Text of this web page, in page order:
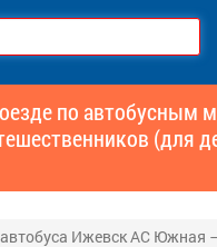
по автобусным
(для
Ижевск АС Южная